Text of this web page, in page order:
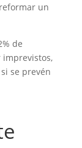
un
de
se prevén